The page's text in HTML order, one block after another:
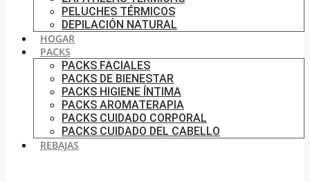
PELUCHES TÉRMICOS
DEPILACIÓN NATURAL
HOGAR
PACKS
PACKS FACIALES
PACKS DE BIENESTAR
PACKS HIGIENE ÍNTIMA
PACKS AROMATERAPIA
PACKS CUIDADO CORPORAL
PACKS CUIDADO DEL CABELLO
REBAJAS